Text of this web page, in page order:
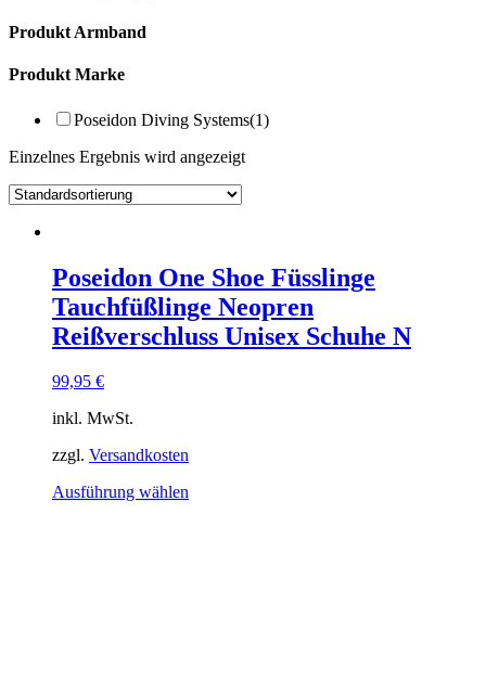
Produkt Armband
Produkt Marke
Poseidon Diving Systems(1)
Einzelnes Ergebnis wird angezeigt
Poseidon One Shoe Füsslinge
Tauchfüßlinge Neopren
Reißverschluss Unisex Schuhe N
99,95 €
inkl. MwSt.
zzgl. Versandkosten
Ausführung wählen